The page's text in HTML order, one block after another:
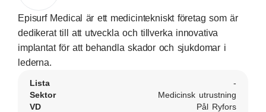
Episurf Medical är ett medicintekniskt företag som är
dedikerat till att utveckla och tillverka innovativa
implantat för att behandla skador och sjukdomar i
lederna.
Lista
-
Sektor
Medicinsk utrustning
VD
Pål Ryfors